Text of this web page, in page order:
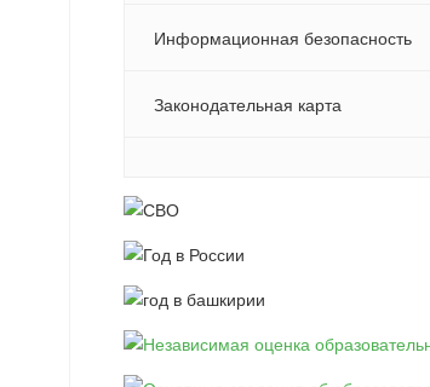
Информационная безопасность
Законодательная карта